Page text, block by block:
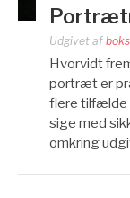
Udgivet af
Hvorvidt
portræt er
flere tilfælde
sige med
omkring